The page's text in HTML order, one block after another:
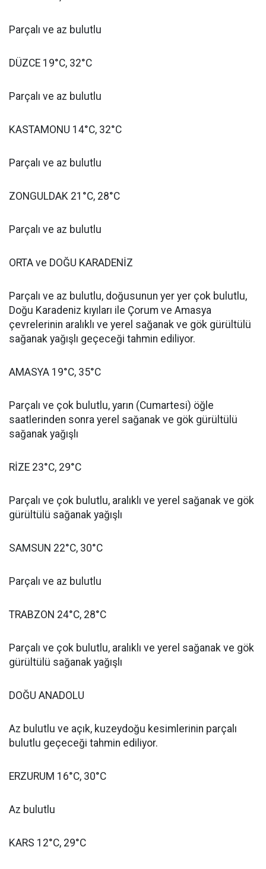
Parçalı ve az bulutlu
DÜZCE 19°C, 32°C
Parçalı ve az bulutlu
KASTAMONU 14°C, 32°C
Parçalı ve az bulutlu
ZONGULDAK 21°C, 28°C
Parçalı ve az bulutlu
ORTA ve DOĞU KARADENİZ
Parçalı ve az bulutlu, doğusunun yer yer çok bulutlu,
Doğu Karadeniz kıyıları ile Çorum ve Amasya
çevrelerinin aralıklı ve yerel sağanak ve gök gürültülü
sağanak yağışlı geçeceği tahmin ediliyor.
AMASYA 19°C, 35°C
Parçalı ve çok bulutlu, yarın (Cumartesi) öğle
saatlerinden sonra yerel sağanak ve gök gürültülü
sağanak yağışlı
RİZE 23°C, 29°C
Parçalı ve çok bulutlu, aralıklı ve yerel sağanak ve gök
gürültülü sağanak yağışlı
SAMSUN 22°C, 30°C
Parçalı ve az bulutlu
TRABZON 24°C, 28°C
Parçalı ve çok bulutlu, aralıklı ve yerel sağanak ve gök
gürültülü sağanak yağışlı
DOĞU ANADOLU
Az bulutlu ve açık, kuzeydoğu kesimlerinin parçalı
bulutlu geçeceği tahmin ediliyor.
ERZURUM 16°C, 30°C
Az bulutlu
KARS 12°C, 29°C